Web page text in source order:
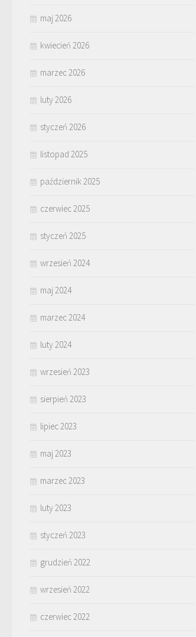
maj 2026
kwiecień 2026
marzec 2026
luty 2026
styczeń 2026
listopad 2025
październik 2025
czerwiec 2025
styczeń 2025
wrzesień 2024
maj 2024
marzec 2024
luty 2024
wrzesień 2023
sierpień 2023
lipiec 2023
maj 2023
marzec 2023
luty 2023
styczeń 2023
grudzień 2022
wrzesień 2022
czerwiec 2022